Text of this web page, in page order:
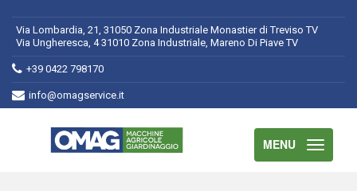
Via Lombardia, 21, 31050 Zona Industriale Monastier di Treviso TV
Via Ungheresca, 4 31010 Zona Industriale, Mareno Di Piave TV
+39 0422 798170
info@omagservice.it
MENU